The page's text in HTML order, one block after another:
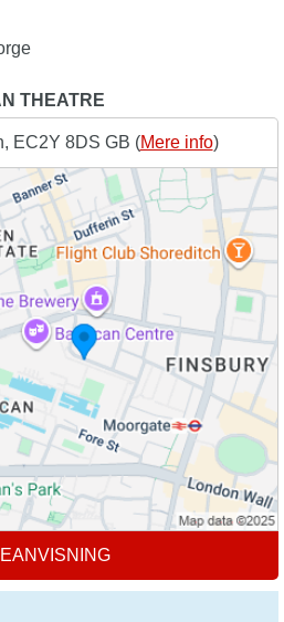
THEATRE
EC2Y 8DS GB (Mere info)